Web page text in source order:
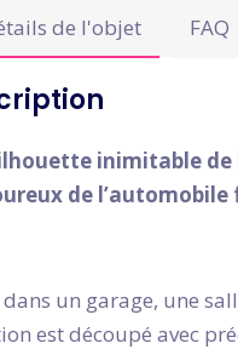
de l'objet FAQ
inimitable de
de l’automobile
un garage, une
est découpé avec